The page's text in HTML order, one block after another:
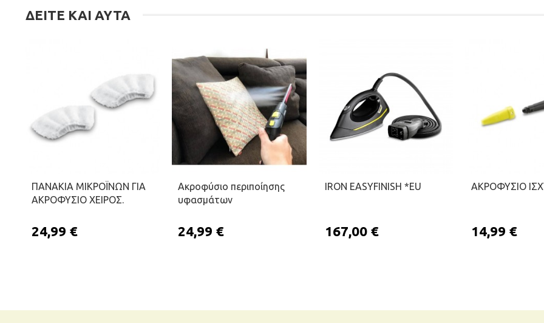
ΔΕΊΤΕ ΚΑΙ ΑΥΤΆ
ΠΑΝΑΚΙΑ ΜΙΚΡΟΪΝΩΝ ΓΙΑ
ΑΚΡΟΦΥΣΙΟ ΧΕΙΡΟΣ.
24,99 €
Ακροφύσιο περιποίησης
υφασμάτων
24,99 €
IRON EASYFINISH *EU
167,00 €
ΑΚΡΟΦΥΣΙΟ
14,99 €